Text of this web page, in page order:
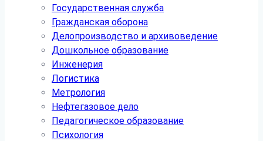
Государственная служба
Гражданская оборона
Делопроизводство и архивоведение
Дошкольное образование
Инженерия
Логистика
Метрология
Нефтегазовое дело
Педагогическое образование
Психология